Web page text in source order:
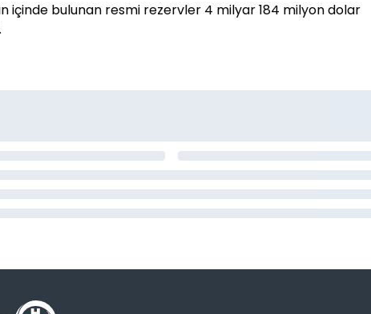
içinde bulunan resmi rezervler 4 milyar 184 milyon dolar